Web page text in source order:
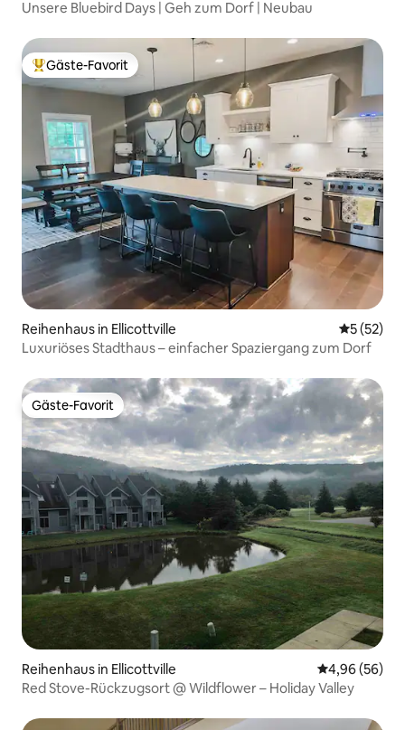
Unsere Bluebird Days | Geh zum Dorf | Neubau
Beliebter Gäste-Favorit.
Gäste-Favorit
Reihenhaus in Ellicottville
5 (52)
Luxuriöses Stadthaus – einfacher Spaziergang zum Dorf
Gäste-Favorit
Gäste-Favorit
Reihenhaus in Ellicottville
4,96 (56)
Red Stove-Rückzugsort @ Wildflower – Holiday Valley